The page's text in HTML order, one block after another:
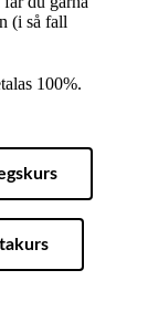
(i så fall
100%.